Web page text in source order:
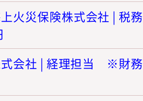
火災保険株式会社 | 税
会社 | 経理担当 ※財